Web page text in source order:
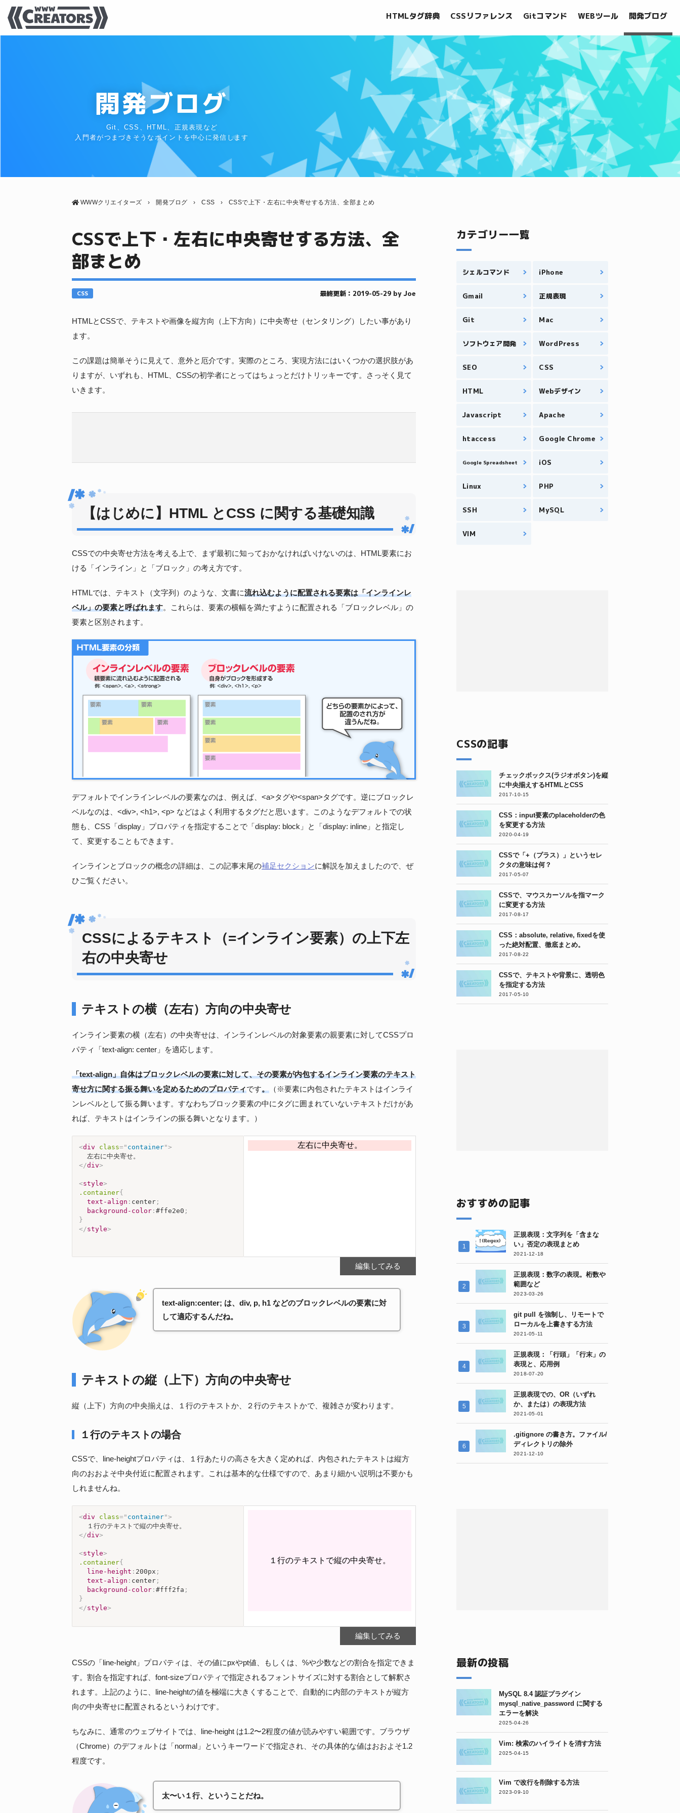
HTMLタグ辞典 CSSリファレンス Gitコマンド WEBツール 開発ブログ
開発ブログ
Git、CSS、HTML、正規表現など
入門者がつまづきそうなポイントを中心に発信します
WWWクリエイターズ › 開発ブログ › CSS › CSSで上下・左右に中央寄せする方法、全部まとめ
CSSで上下・左右に中央寄せする方法、全
部まとめ
CSS 最終更新：2019-05-29 by Joe
HTMLとCSSで、テキストや画像を縦方向（上下方向）に中央寄せ（センタリング）したい事があり
ます。
この課題は簡単そうに見えて、意外と厄介です。実際のところ、実現方法にはいくつかの選択肢があ
りますが、いずれも、HTML、CSSの初学者にとってはちょっとだけトリッキーです。さっそく見て
いきます。
【はじめに】HTML とCSS に関する基礎知識
CSSでの中央寄せ方法を考える上で、まず最初に知っておかなければいけないのは、HTML要素にお
ける「インライン」と「ブロック」の考え方です。
HTMLでは、テキスト（文字列）のような、文書に流れ込むように配置される要素は「インラインレ
ベル」の要素と呼ばれます。これらは、要素の横幅を満たすように配置される「ブロックレベル」の
要素と区別されます。
デフォルトでインラインレベルの要素なのは、例えば、<a>タグや<span>タグです。逆にブロックレ
ベルなのは、<div>, <h1>, <p> などはよく利用するタグだと思います。このようなデフォルトでの状
態も、CSS「display」プロパティを指定することで「display: block」と「display: inline」と指定し
て、変更することもできます。
インラインとブロックの概念の詳細は、この記事末尾の補足セクションに解説を加えましたので、ぜ
ひご覧ください。
CSSによるテキスト（=インライン要素）の上下左
右の中央寄せ
テキストの横（左右）方向の中央寄せ
インライン要素の横（左右）の中央寄せは、インラインレベルの対象要素の親要素に対してCSSプロ
パティ「text-align: center」を適応します。
「text-align」自体はブロックレベルの要素に対して、その要素が内包するインライン要素のテキスト
寄せ方に関する振る舞いを定めるためのプロパティです。 （※要素に内包されたテキストはインライ
ンレベルとして振る舞います。すなわちブロック要素の中にタグに囲まれていないテキストだけがあ
れば、テキストはインラインの振る舞いとなります。）
<div class=" container">
</div>
<style>
.container{
text-align : center ;
background-color : #ffe2e0 ;
}
</style>
編集してみる
text-align:center; は、div, p, h1 などのブロックレベルの要素に対
して適応するんだね。
テキストの縦（上下）方向の中央寄せ
縦（上下）方向の中央揃えは、１行のテキストか、２行のテキストかで、複雑さが変わります。
１行のテキストの場合
CSSで、line-heightプロパティは、１行あたりの高さを大きく定めれば、内包されたテキストは縦方
向のおおよそ中央付近に配置されます。これは基本的な仕様ですので、あまり細かい説明は不要かも
しれませんね。
<div class=" container">
</div>
<style>
.container{
line-height : 200px ;
text-align : center ;
background-color : #fff2fa ;
}
</style>
編集してみる
CSSの「line-height」プロパティは、その値にpxやpt値、もしくは、%や少数などの割合を指定できま
す。割合を指定すれば、font-sizeプロパティで指定されるフォントサイズに対する割合として解釈さ
れます。上記のように、line-heightの値を極端に大きくすることで、自動的に内部のテキストが縦方
向の中央寄せに配置されるというわけです。
ちなみに、通常のウェブサイトでは、line-height は1.2〜2程度の値が読みやすい範囲です。ブラウザ
（Chrome）のデフォルトは「normal」というキーワードで指定され、その具体的な値はおおよそ1.2
程度です。
太〜い１行、ということだね。
カテゴリー一覧
シェルコマンド iPhone
Gmail 正規表現
Git Mac
ソフトウェア開発 WordPress
SEO CSS
HTML Webデザイン
Javascript Apache
htaccess Google Chrome
Google Spreadsheet iOS
Linux PHP
SSH MySQL
VIM
CSSの記事
チェックボックス(ラジオボタン)を縦
に中央揃えするHTMLとCSS
2017-10-15
CSS：input要素のplaceholderの色
を変更する方法
2020-04-19
CSSで「+（プラス）」というセレ
クタの意味は何？
2017-05-07
CSSで、マウスカーソルを指マーク
に変更する方法
2017-08-17
CSS：absolute, relative, fixedを使
った絶対配置、徹底まとめ。
2017-08-22
CSSで、テキストや背景に、透明色
を指定する方法
2017-05-10
おすすめの記事
正規表現：文字列を「含まな
い」否定の表現まとめ
2021-12-18
正規表現：数字の表現。桁数や
範囲など
2023-03-26
git pull を強制し、リモートで
ローカルを上書きする方法
2021-05-11
正規表現：「行頭」「行末」の
表現と、応用例
2018-07-20
正規表現での、OR（いずれ
か、または）の表現方法
2021-05-01
.gitignore の書き方。ファイル/
ディレクトリの除外
2021-12-10
最新の投稿
MySQL 8.4 認証プラグイン
mysql_native_password に関する
エラーを解決
2025-04-26
Vim: 検索のハイライトを消す方法
2025-04-15
Vim で改行を削除する方法
2023-09-10